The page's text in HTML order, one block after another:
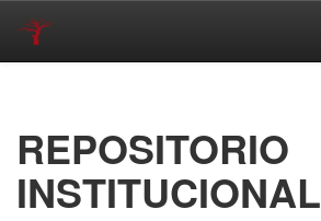
REPOSITORIO
INSTITUCIONAL